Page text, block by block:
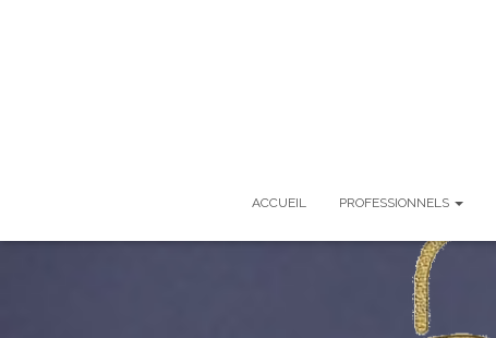
ACCUEIL PROFESSIONNELS